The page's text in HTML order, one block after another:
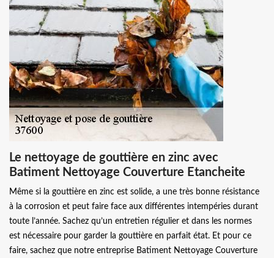
Le nettoyage de gouttière en zinc avec
Batiment Nettoyage Couverture Etancheite
Même si la gouttière en zinc est solide, a une très bonne résistance
à la corrosion et peut faire face aux différentes intempéries durant
toute l’année. Sachez qu’un entretien régulier et dans les normes
est nécessaire pour garder la gouttière en parfait état. Et pour ce
faire, sachez que notre entreprise Batiment Nettoyage Couverture